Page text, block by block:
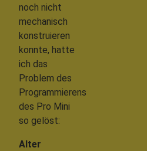
noch nicht
mechanisch
konstruieren
konnte, hatte
ich das
Problem des
Programmierens
des Pro Mini
so gelöst:
Alter